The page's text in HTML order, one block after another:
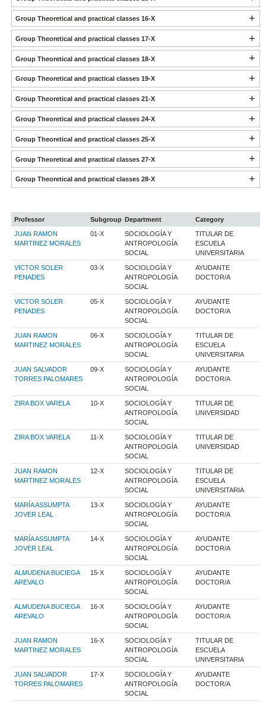
Group Theoretical and practical classes 16-X
Group Theoretical and practical classes 17-X
Group Theoretical and practical classes 18-X
Group Theoretical and practical classes 19-X
Group Theoretical and practical classes 21-X
Group Theoretical and practical classes 24-X
Group Theoretical and practical classes 25-X
Group Theoretical and practical classes 27-X
Group Theoretical and practical classes 28-X
Professor Subgroup Department
Category
JUAN RAMON
MARTINEZ MORALES
01-X
SOCIOLOGÍA Y
ANTROPOLOGÍA
SOCIAL
TITULAR DE
ESCUELA
UNIVERSITARIA
VICTOR SOLER
PENADES
03-X
SOCIOLOGÍA Y
ANTROPOLOGÍA
SOCIAL
AYUDANTE
DOCTOR/A
VICTOR SOLER
PENADES
05-X
SOCIOLOGÍA Y
ANTROPOLOGÍA
SOCIAL
AYUDANTE
DOCTOR/A
JUAN RAMON
MARTINEZ MORALES
06-X
SOCIOLOGÍA Y
ANTROPOLOGÍA
SOCIAL
TITULAR DE
ESCUELA
UNIVERSITARIA
JUAN SALVADOR
TORRES PALOMARES
09-X
SOCIOLOGÍA Y
ANTROPOLOGÍA
SOCIAL
AYUDANTE
DOCTOR/A
ZIRA BOX VARELA 10-X
SOCIOLOGÍA Y
ANTROPOLOGÍA
SOCIAL
TITULAR DE
UNIVERSIDAD
ZIRA BOX VARELA 11-X
SOCIOLOGÍA Y
ANTROPOLOGÍA
SOCIAL
TITULAR DE
UNIVERSIDAD
JUAN RAMON
MARTINEZ MORALES
12-X
SOCIOLOGÍA Y
ANTROPOLOGÍA
SOCIAL
TITULAR DE
ESCUELA
UNIVERSITARIA
MARÍA ASSUMPTA
JOVER LEAL
13-X
SOCIOLOGÍA Y
ANTROPOLOGÍA
SOCIAL
AYUDANTE
DOCTOR/A
MARÍA ASSUMPTA
JOVER LEAL
14-X
SOCIOLOGÍA Y
ANTROPOLOGÍA
SOCIAL
AYUDANTE
DOCTOR/A
ALMUDENA BUCIEGA
AREVALO
15-X
SOCIOLOGÍA Y
ANTROPOLOGÍA
SOCIAL
AYUDANTE
DOCTOR/A
ALMUDENA BUCIEGA
AREVALO
16-X
SOCIOLOGÍA Y
ANTROPOLOGÍA
SOCIAL
AYUDANTE
DOCTOR/A
JUAN RAMON
MARTINEZ MORALES
16-X
SOCIOLOGÍA Y
ANTROPOLOGÍA
SOCIAL
TITULAR DE
ESCUELA
UNIVERSITARIA
JUAN SALVADOR
TORRES PALOMARES
17-X
SOCIOLOGÍA Y
ANTROPOLOGÍA
SOCIAL
AYUDANTE
DOCTOR/A